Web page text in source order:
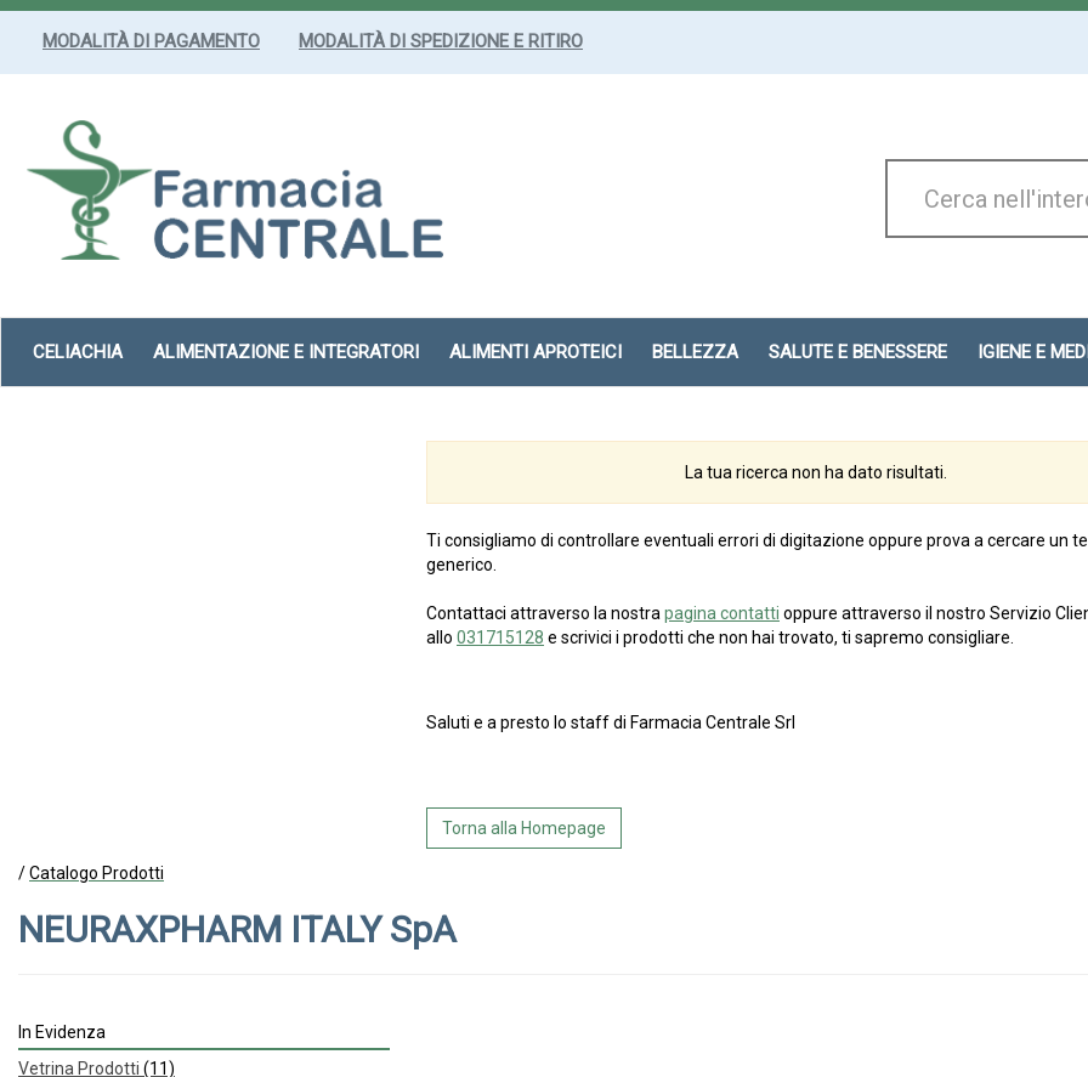
Passa
MODALITÀ DI PAGAMENTO MODALITÀ DI SPEDIZIONE E RITIRO
Prodotto
CELIACHIA ALIMENTAZIONE E INTEGRATORI ALIMENTI APROTEICI BELLEZZA SALUTE E BENESSERE IGIENE E
La tua ricerca non ha dato risultati.
Ti consigliamo di controllare eventuali errori di digitazione oppure prova a cercare un
generico.
Contattaci attraverso la nostra pagina contatti oppure attraverso il nostro Servizio
allo 031715128 e scrivici i prodotti che non hai trovato, ti sapremo consigliare.
Saluti e a presto lo staff di Farmacia Centrale Srl
Torna alla Homepage
/Catalogo Prodotti
NEURAXPHARM ITALY SpA
In Evidenza
Vetrina Prodotti (11)